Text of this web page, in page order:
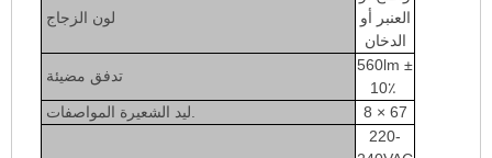
لون الزجاج
العنبر أو
الدخان
تدفق مضيئة
560lm ±
10٪
8 × 67
220-